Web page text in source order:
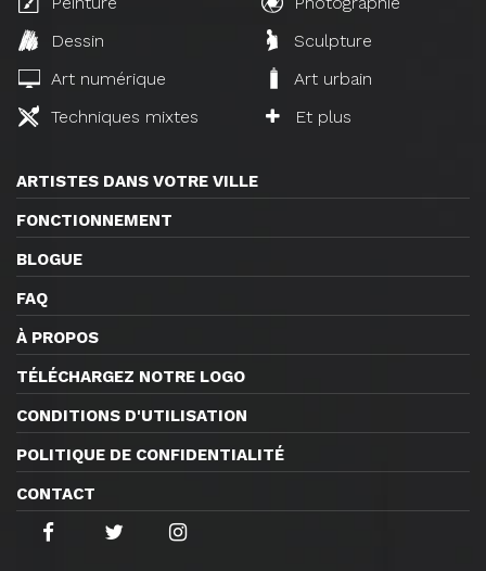
Dessin
Sculpture
Art numérique
Art urbain
Techniques mixtes
Et plus
ARTISTES DANS VOTRE VILLE
FONCTIONNEMENT
BLOGUE
FAQ
À PROPOS
TÉLÉCHARGEZ NOTRE LOGO
CONDITIONS D'UTILISATION
POLITIQUE DE CONFIDENTIALITÉ
CONTACT